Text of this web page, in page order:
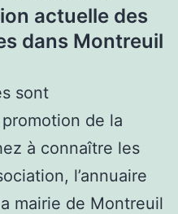
actuelle des
dans Montreuil
sont
de la
à connaître les
l’annuaire
mairie de Montreuil